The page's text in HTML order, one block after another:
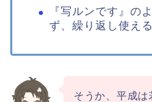
『写ルンです』の
ず、繰り返し使え
そうか、平成は